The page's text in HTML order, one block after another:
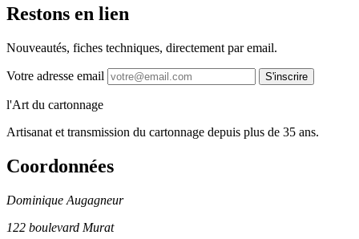
Restons en lien
Nouveautés, fiches techniques, directement par email.
Votre adresse email S'inscrire
l'Art du cartonnage
Artisanat et transmission du cartonnage depuis plus de 35 ans.
Coordonnées
Dominique Augagneur
122 boulevard Murat